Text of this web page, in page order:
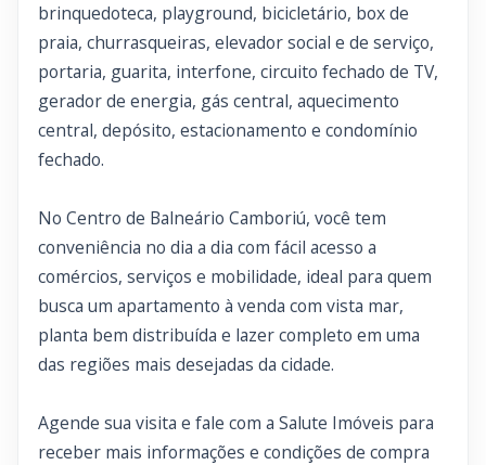
brinquedoteca, playground, bicicletário, box de
praia, churrasqueiras, elevador social e de serviço,
portaria, guarita, interfone, circuito fechado de TV,
gerador de energia, gás central, aquecimento
central, depósito, estacionamento e condomínio
fechado.
No Centro de Balneário Camboriú, você tem
conveniência no dia a dia com fácil acesso a
comércios, serviços e mobilidade, ideal para quem
busca um apartamento à venda com vista mar,
planta bem distribuída e lazer completo em uma
das regiões mais desejadas da cidade.
Agende sua visita e fale com a Salute Imóveis para
receber mais informações e condições de compra